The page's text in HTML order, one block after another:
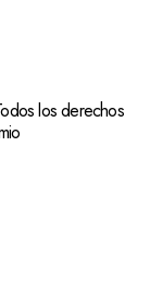
los derechos